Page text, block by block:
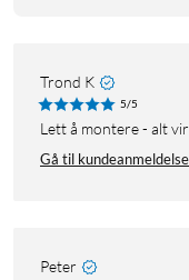
Trond K
5/5
Lett å montere - alt
Gå til
Peter